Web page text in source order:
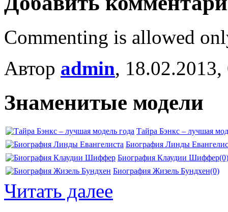
Commenting is allowed
Автор admin,
Знаменитые модели
Тайра Бэнкс – лучшая
Биография Линды
Биография Клаудии Шиффер(0)
Биография Жизель Бундхен(0)
Читать далее